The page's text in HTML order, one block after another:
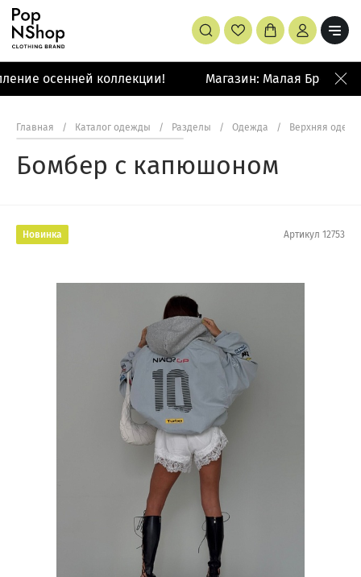
осенней коллекции! Магазин: Малая Бронная
Главная / Каталог одежды / Разделы / Одежда / Верхняя
Бомбер с капюшоном
Новинка Артикул 12753